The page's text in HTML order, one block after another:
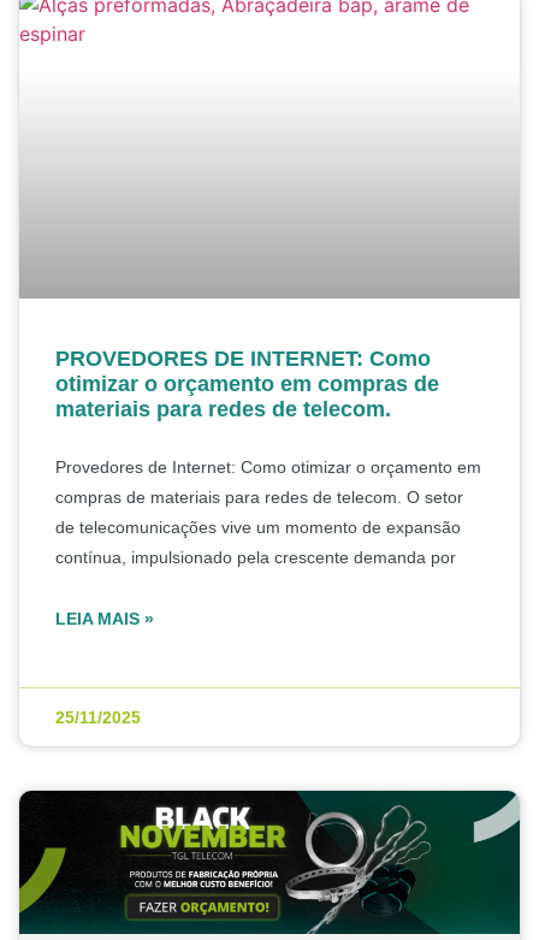
PROVEDORES DE INTERNET: Como
otimizar o orçamento em compras de
materiais para redes de telecom.
Provedores de Internet: Como otimizar o orçamento em
compras de materiais para redes de telecom. O setor
de telecomunicações vive um momento de expansão
contínua, impulsionado pela crescente demanda por
LEIA MAIS »
25/11/2025